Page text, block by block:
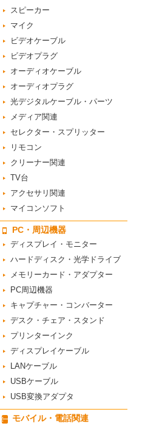
スピーカー
マイク
ビデオケーブル
ビデオプラグ
オーディオケーブル
オーディオプラグ
光デジタルケーブル・パーツ
メディア関連
セレクター・スプリッター
リモコン
クリーナー関連
TV台
アクセサリ関連
マイコンソフト
PC・周辺機器
ディスプレイ・モニター
ハードディスク・光学ドライブ
メモリーカード・アダプター
PC周辺機器
キャプチャー・コンバーター
デスク・チェア・スタンド
プリンターインク
ディスプレイケーブル
LANケーブル
USBケーブル
USB変換アダプタ
モバイル・電話関連